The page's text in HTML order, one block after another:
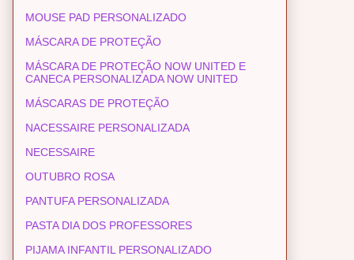
MOUSE PAD PERSONALIZADO
MÁSCARA DE PROTEÇÃO
MÁSCARA DE PROTEÇÃO NOW UNITED E
CANECA PERSONALIZADA NOW UNITED
MÁSCARAS DE PROTEÇÃO
NACESSAIRE PERSONALIZADA
NECESSAIRE
OUTUBRO ROSA
PANTUFA PERSONALIZADA
PASTA DIA DOS PROFESSORES
PIJAMA INFANTIL PERSONALIZADO